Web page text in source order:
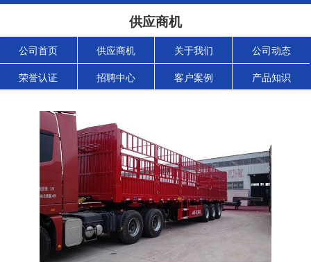
供应商机
公司首页 供应商机 关于我们 公司动态
荣誉认证 招聘中心 客户案例 产品知识